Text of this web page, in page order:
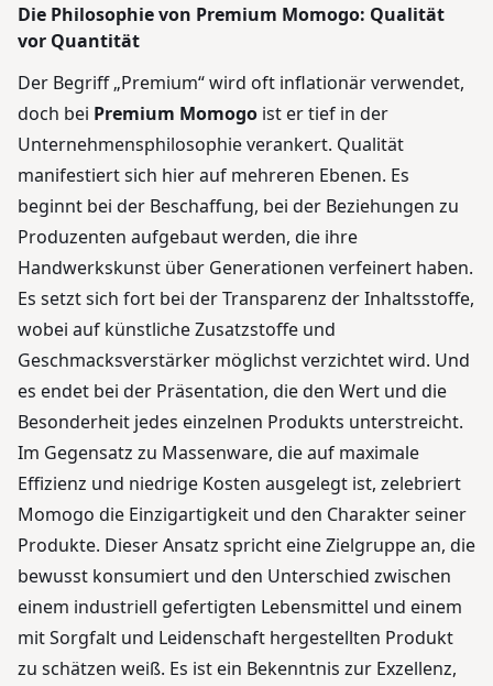
Die Philosophie von Premium Momogo: Qualität
vor Quantität
Der Begriff „Premium“ wird oft inflationär verwendet,
doch bei Premium Momogo ist er tief in der
Unternehmensphilosophie verankert. Qualität
manifestiert sich hier auf mehreren Ebenen. Es
beginnt bei der Beschaffung, bei der Beziehungen zu
Produzenten aufgebaut werden, die ihre
Handwerkskunst über Generationen verfeinert haben.
Es setzt sich fort bei der Transparenz der Inhaltsstoffe,
wobei auf künstliche Zusatzstoffe und
Geschmacksverstärker möglichst verzichtet wird. Und
es endet bei der Präsentation, die den Wert und die
Besonderheit jedes einzelnen Produkts unterstreicht.
Im Gegensatz zu Massenware, die auf maximale
Effizienz und niedrige Kosten ausgelegt ist, zelebriert
Momogo die Einzigartigkeit und den Charakter seiner
Produkte. Dieser Ansatz spricht eine Zielgruppe an, die
bewusst konsumiert und den Unterschied zwischen
einem industriell gefertigten Lebensmittel und einem
mit Sorgfalt und Leidenschaft hergestellten Produkt
zu schätzen weiß. Es ist ein Bekenntnis zur Exzellenz,